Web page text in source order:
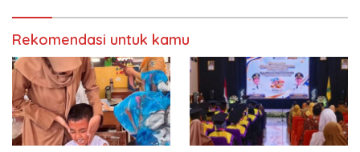
Rekomendasi untuk kamu